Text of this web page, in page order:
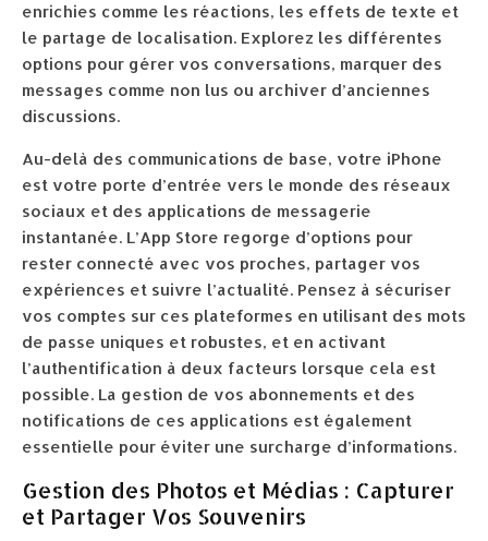
enrichies comme les réactions, les effets de texte et
le partage de localisation. Explorez les différentes
options pour gérer vos conversations, marquer des
messages comme non lus ou archiver d’anciennes
discussions.
Au-delà des communications de base, votre iPhone
est votre porte d’entrée vers le monde des réseaux
sociaux et des applications de messagerie
instantanée. L’App Store regorge d’options pour
rester connecté avec vos proches, partager vos
expériences et suivre l’actualité. Pensez à sécuriser
vos comptes sur ces plateformes en utilisant des mots
de passe uniques et robustes, et en activant
l’authentification à deux facteurs lorsque cela est
possible. La gestion de vos abonnements et des
notifications de ces applications est également
essentielle pour éviter une surcharge d’informations.
Gestion des Photos et Médias : Capturer
et Partager Vos Souvenirs